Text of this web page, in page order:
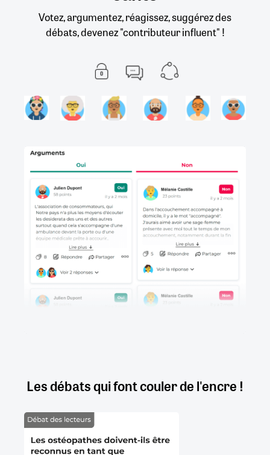
Votez, argumentez, réagissez, suggérez des
débats, devenez "contributeur influent" !
Les débats qui font couler de l'encre !